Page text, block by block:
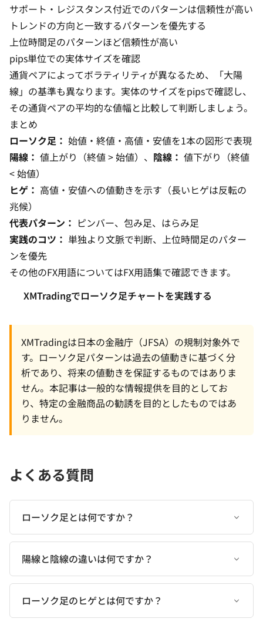
サポート・レジスタンス付近でのパターンは信頼性が高い
トレンドの方向と一致するパターンを優先する
上位時間足のパターンほど信頼性が高い
pips単位での実体サイズを確認
通貨ペアによってボラティリティが異なるため、「大陽
線」の基準も異なります。実体のサイズをpipsで確認し、
その通貨ペアの平均的な値幅と比較して判断しましょう。
まとめ
ローソク足： 始値・終値・高値・安値を1本の図形で表現
陽線： 値上がり（終値 > 始値）、 陰線： 値下がり（終値
< 始値）
ヒゲ： 高値・安値への値動きを示す（長いヒゲは反転の
兆候）
代表パターン： ピンバー、包み足、はらみ足
実践のコツ： 単独より文脈で判断、上位時間足のパター
ンを優先
その他のFX用語についてはFX用語集で確認できます。
XMTradingでローソク足チャートを実践する
XMTradingは日本の金融庁（JFSA）の規制対象外で
す。ローソク足パターンは過去の値動きに基づく分
析であり、将来の値動きを保証するものではありま
せん。本記事は一般的な情報提供を目的としてお
り、特定の金融商品の勧誘を目的としたものではあ
りません。
よくある質問
ローソク足とは何ですか？
陽線と陰線の違いは何ですか？
ローソク足のヒゲとは何ですか？